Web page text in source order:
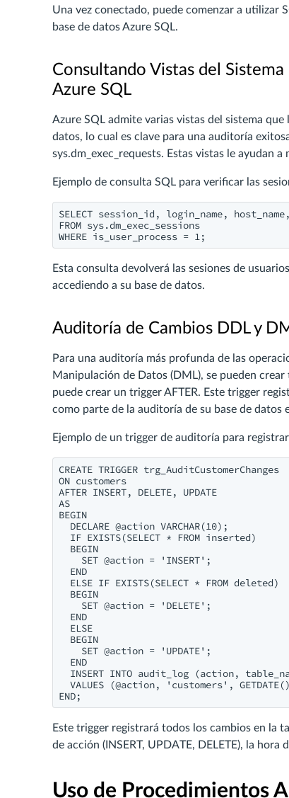
Una vez conectado, puede comenzar a utilizar
base de datos Azure SQL.
Consultando Vistas del
Azure SQL
Azure SQL admite varias vistas del sistema
datos, lo cual es clave para una auditoría
sys.dm_exec_requests. Estas vistas le ayudan
Ejemplo de consulta SQL para verificar las
SELECT session_id, login_name,
FROM sys.dm_exec_sessions
WHERE is_user_process = 1;
Esta consulta devolverá las sesiones de
accediendo a su base de datos.
Auditoría de Cambios DDL y
Para una auditoría más profunda de las
Manipulación de Datos (DML), se pueden
puede crear un trigger AFTER. Este trigger
como parte de la auditoría de su base de datos
Ejemplo de un trigger de auditoría para
CREATE TRIGGER trg_AuditCustomerChanges
ON customers
AFTER INSERT, DELETE, UPDATE
AS
BEGIN
DECLARE @action VARCHAR(10);
IF EXISTS(SELECT * FROM inserted)
BEGIN
SET @action = 'INSERT';
END
ELSE IF EXISTS(SELECT * FROM deleted)
BEGIN
SET @action = 'DELETE';
END
ELSE
BEGIN
SET @action = 'UPDATE';
END
INSERT INTO audit_log (action,
VALUES (@action, 'customers',
END;
Este trigger registrará todos los cambios en la
de acción (INSERT, UPDATE, DELETE), la
Uso de Procedimientos